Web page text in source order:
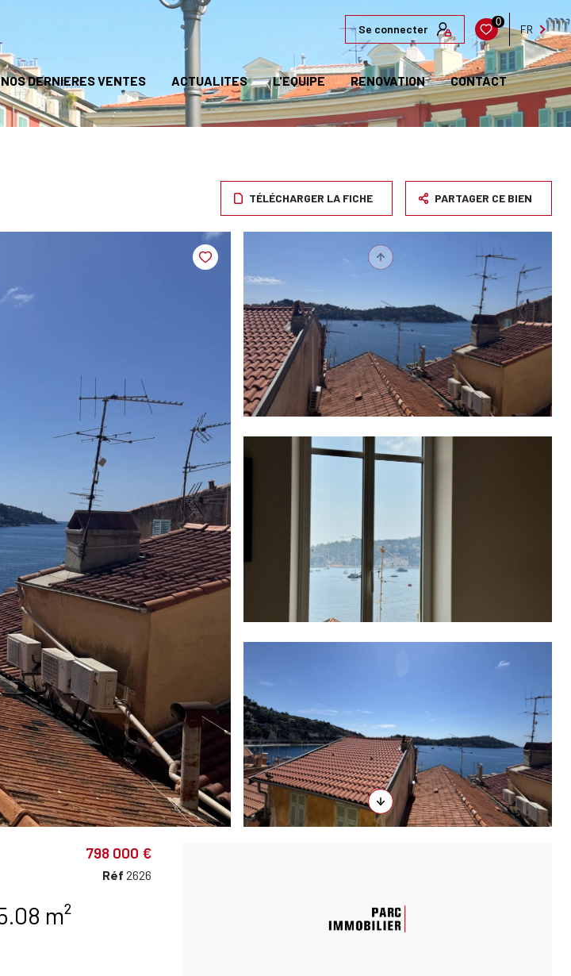
Se connecter
0
FR
NOS DERNIERES VENTES ACTUALITES L'EQUIPE RENOVATION CONTACT
TÉLÉCHARGER LA FICHE PARTAGER CE BIEN
Appartement 3 pièce(s) 2 chambre(s) 75.08 m²
798 000 €
Réf 2626